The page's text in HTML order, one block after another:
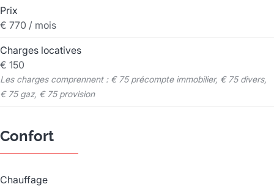
Prix
€ 770 / mois
Charges locatives
€ 150
Les charges comprennent : € 75 précompte immobilier, € 75 divers,
€ 75 gaz, € 75 provision
Confort
Chauffage